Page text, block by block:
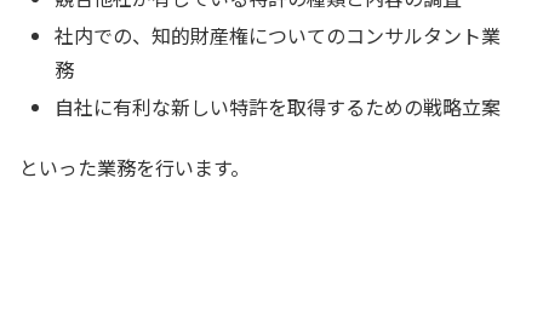
社内での、知的財産権についてのコンサルタント業
務
自社に有利な新しい特許を取得するための戦略立案
といった業務を行います。